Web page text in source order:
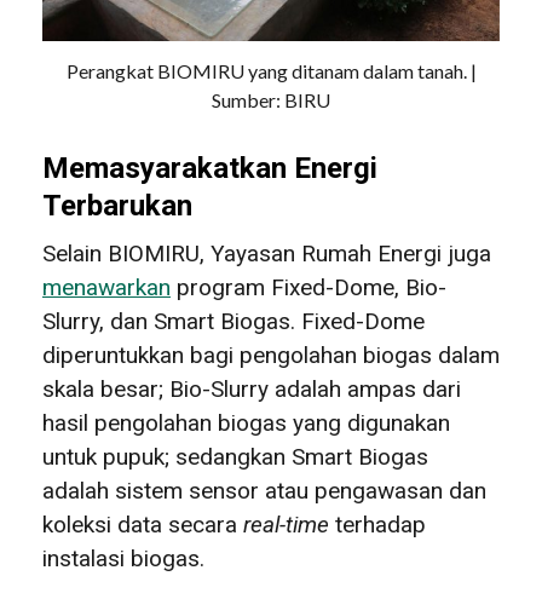
Perangkat BIOMIRU yang ditanam dalam tanah. |
Sumber: BIRU
Memasyarakatkan Energi
Terbarukan
Selain BIOMIRU, Yayasan Rumah Energi juga
menawarkan program Fixed-Dome, Bio-
Slurry, dan Smart Biogas. Fixed-Dome
diperuntukkan bagi pengolahan biogas dalam
skala besar; Bio-Slurry adalah ampas dari
hasil pengolahan biogas yang digunakan
untuk pupuk; sedangkan Smart Biogas
adalah sistem sensor atau pengawasan dan
koleksi data secara real-time terhadap
instalasi biogas.